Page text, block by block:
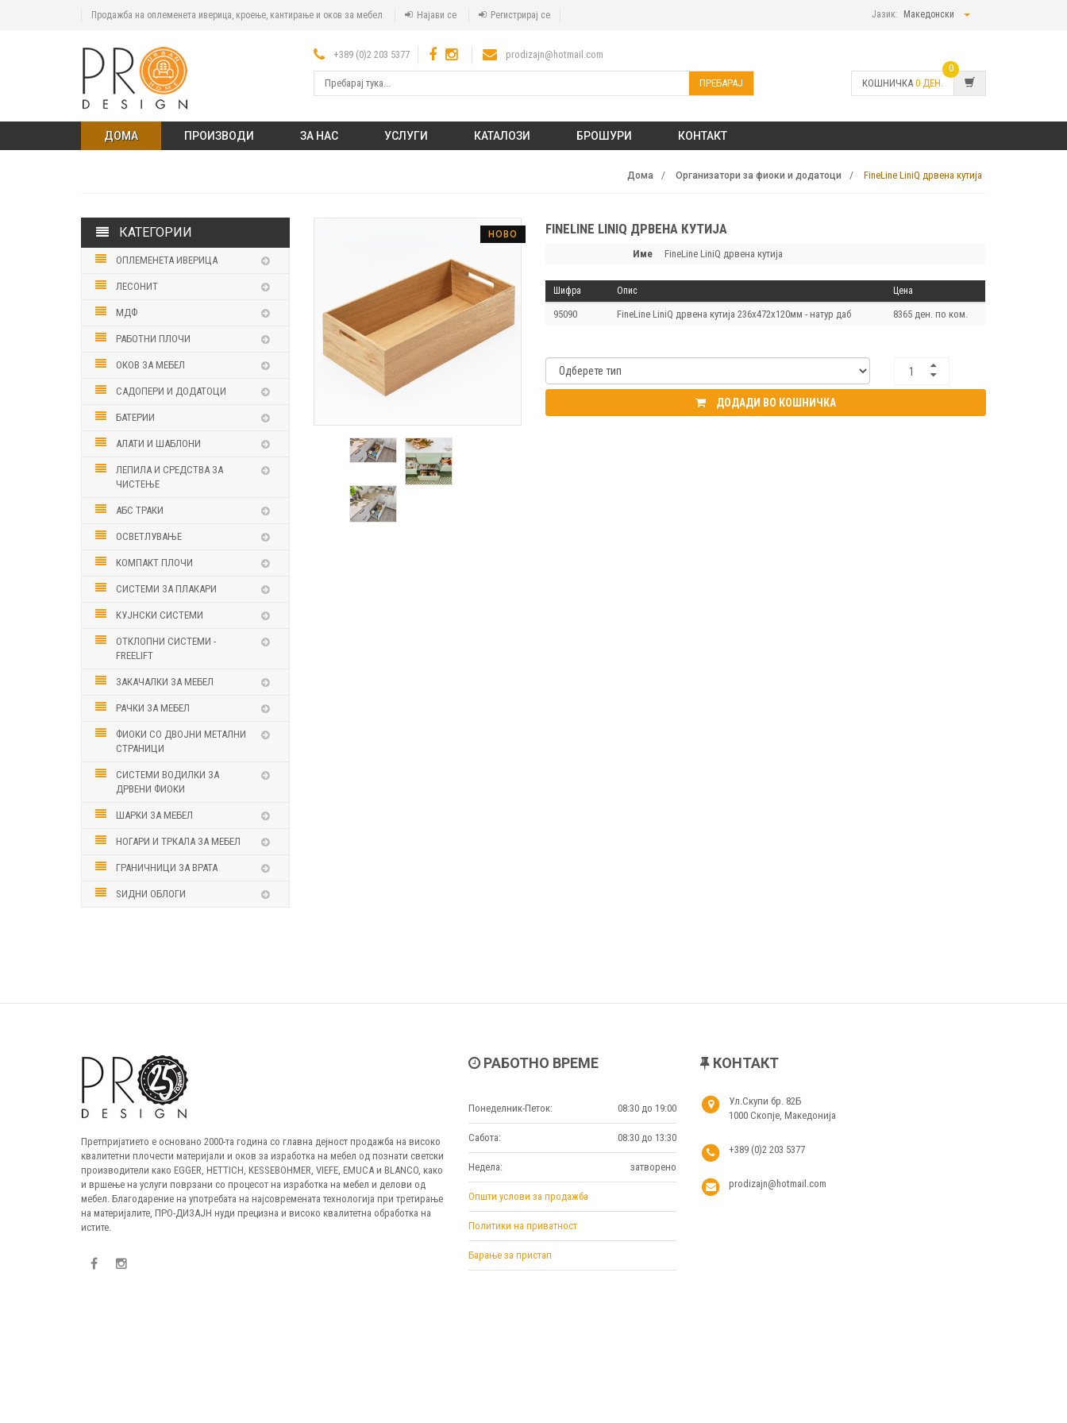
Продажба на оплеменета иверица, кроење, кантирање и оков за мебел Најави се Регистрирај се Јазик: Македонски
+389 (0)2 203 5377 prodizajn@hotmail.com
ПРЕБАРАЈ КОШНИЧКА 0 ДЕН.
0
ДОМА ПРОИЗВОДИ ЗА НАС УСЛУГИ КАТАЛОЗИ БРОШУРИ КОНТАКТ
Дома Организатори за фиоки и додатоци FineLine LiniQ дрвена кутија
КАТЕГОРИИ
ОПЛЕМЕНЕТА ИВЕРИЦА
ЛЕСОНИТ
МДФ
РАБОТНИ ПЛОЧИ
ОКОВ ЗА МЕБЕЛ
САДОПЕРИ И ДОДАТОЦИ
БАТЕРИИ
АЛАТИ И ШАБЛОНИ
ЛЕПИЛА И СРЕДСТВА ЗА
ЧИСТЕЊЕ
АБС ТРАКИ
ОСВЕТЛУВАЊЕ
КОМПАКТ ПЛОЧИ
СИСТЕМИ ЗА ПЛАКАРИ
КУЈНСКИ СИСТЕМИ
ОТКЛОПНИ СИСТЕМИ -
FREELIFT
ЗАКАЧАЛКИ ЗА МЕБЕЛ
РАЧКИ ЗА МЕБЕЛ
ФИОКИ СО ДВОЈНИ МЕТАЛНИ
СТРАНИЦИ
СИСТЕМИ ВОДИЛКИ ЗА
ДРВЕНИ ФИОКИ
ШАРКИ ЗА МЕБЕЛ
НОГАРИ И ТРКАЛА ЗА МЕБЕЛ
ГРАНИЧНИЦИ ЗА ВРАТА
ЅИДНИ ОБЛОГИ
НОВО FINELINE LINIQ ДРВЕНА КУТИЈА
Име FineLine LiniQ дрвена кутија
Шифра Опис Цена
95090 FineLine LiniQ дрвена кутија 236х472х120мм - натур даб 8365 ден. по ком.
ДОДАДИ ВО КОШНИЧКА
Претпријатието е основано 2000-та година со главна дејност продажба на високо
квалитетни плочести материјали и оков за изработка на мебел од познати светски
производители како EGGER, HETTICH, KESSEBOHMER, VIEFE, EMUCA и BLANCO, како
и вршење на услуги поврзани со процесот на изработка на мебел и делови од
мебел. Благодарение на употребата на најсовремената технологија при третирање
на материјалите, ПРО-ДИЗАЈН нуди прецизна и високо квалитетна обработка на
истите.
РАБОТНО ВРЕМЕ
Понеделник-Петок: 08:30 до 19:00
Сабота: 08:30 до 13:30
Недела: затворено
Општи услови за продажба
Политики на приватност
Барање за пристап
КОНТАКТ
Ул.Скупи бр. 82Б
1000 Скопје, Македонија
+389 (0)2 203 5377
prodizajn@hotmail.com